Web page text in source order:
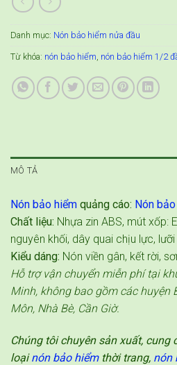
Danh mục: Nón bảo hiểm nửa đầu
Từ khóa: nón bảo hiểm nón bảo hiểm 1/2
MÔ TẢ
Nón bảo hiểm quảng cáo: Nón
Chất liệu: Nhựa zin ABS, mút xốp:
nguyên khối, dây quai chịu lực, lưỡi
Kiểu dáng: Nón viền gân, kết rời,
Hỗ trợ vận chuyển miễn phí tại
Minh, không bao gồm các huyện
Môn, Nhà Bè, Cần Giờ.
Chúng tôi chuyên sản xuất, cung
loạinón bảo hiểm thời trang, nón